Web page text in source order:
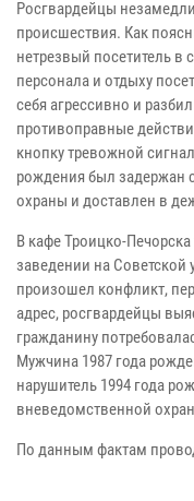
Росгвардейцы
происшествия. Как
нетрезвый посетитель в
персонала и отдыху
себя агрессивно и
противоправные
кнопку тревожной
рождения был задержан
охраны и доставлен в
В кафе Троицко-
заведении на
произошел конфликт,
адрес, росгвардейцы
гражданину
Мужчина 1987 года
нарушитель 1994 года
вневедомственной
По данным фактам